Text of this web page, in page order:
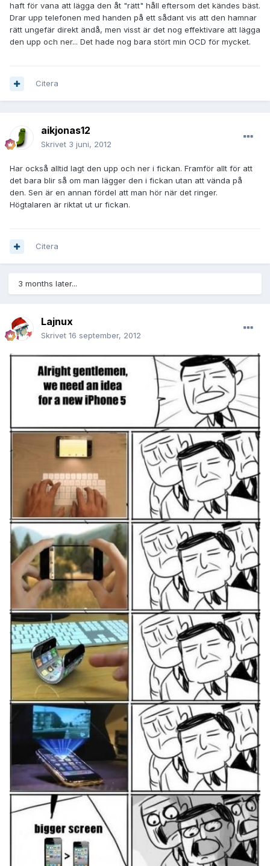
haft för vana att lägga den åt "rätt" håll eftersom det kändes bäst.
Drar upp telefonen med handen på ett sådant vis att den hamnar
rätt ungefär direkt ändå, men visst är det nog effektivare att lägga
den upp och ner... Det hade nog bara stört min OCD för mycket.
Citera
aikjonas12
Skrivet 3 juni, 2012
Har också alltid lagt den upp och ner i fickan. Framför allt för att
det bara blir så om man lägger den i fickan utan att vända på
den. Sen är en annan fördel att man hör när det ringer.
Högtalaren är riktat ut ur fickan.
Citera
3 months later...
Lajnux
Skrivet 16 september, 2012